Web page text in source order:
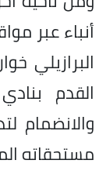
أنباء عبر
البرازيلي
القدم
والانضمام
مستحقاته